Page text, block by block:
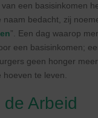
een basisinkomen
bedacht, zij
”. Een dag waarop
een basisinkomen;
geen honger
te leven.
Arbeid